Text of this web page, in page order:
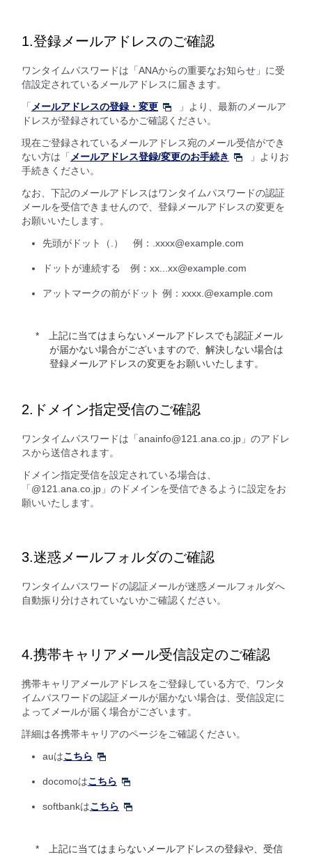
1.登録メールアドレスのご確認
ワンタイムパスワードは「ANAからの重要なお知らせ」に受
信設定されているメールアドレスに届きます。
「 メールアドレスの登録・変更
」より、最新のメールア
ドレスが登録されているかご確認ください。
現在ご登録されているメールアドレス宛のメール受信ができ
ない方は「 メールアドレス登録/変更のお手続き
」よりお
手続きください。
なお、下記のメールアドレスはワンタイムパスワードの認証
メールを受信できませんので、登録メールアドレスの変更を
お願いいたします。
先頭がドット（.） 例：.xxxx@example.com
ドットが連続する 例：xx...xx@example.com
アットマークの前がドット 例：xxxx.@example.com
上記に当てはまらないメールアドレスでも認証メール
が届かない場合がございますので、解決しない場合は
登録メールアドレスの変更をお願いいたします。
2.ドメイン指定受信のご確認
ワンタイムパスワードは「anainfo@121.ana.co.jp」のアドレ
スから送信されます。
ドメイン指定受信を設定されている場合は、
「@121.ana.co.jp」のドメインを受信できるように設定をお
願いいたします。
3.迷惑メールフォルダのご確認
ワンタイムパスワードの認証メールが迷惑メールフォルダへ
自動振り分けされていないかご確認ください。
4.携帯キャリアメール受信設定のご確認
携帯キャリアメールアドレスをご登録している方で、ワンタ
イムパスワードの認証メールが届かない場合は、受信設定に
よってメールが届く場合がございます。
詳細は各携帯キャリアのページをご確認ください。
auはこちら
docomoはこちら
softbankはこちら
上記に当てはまらないメールアドレスの登録や、受信